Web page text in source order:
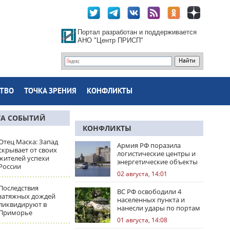
Портал разработан и поддерживается
АНО "Центр ПРИСП"
ТОЧКА ЗРЕНИЯ КОНФЛИКТЫ
СОБЫТИЙ
Маска: Запад
от своих
успехи
дождей
в
КОНФЛИКТЫ
Армия РФ поразила
логистические центры и
энергетические объекты
Украины
02 августа, 14:01
ВС РФ освободили 4
населенных пункта и
нанесли удары по портам
Одессы
01 августа, 14:08